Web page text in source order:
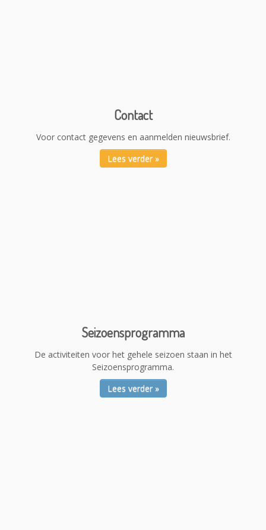
Contact
Voor contact gegevens en aanmelden nieuwsbrief.
Lees verder »
Seizoensprogramma
De activiteiten voor het gehele seizoen staan in het
Seizoensprogramma.
Lees verder »